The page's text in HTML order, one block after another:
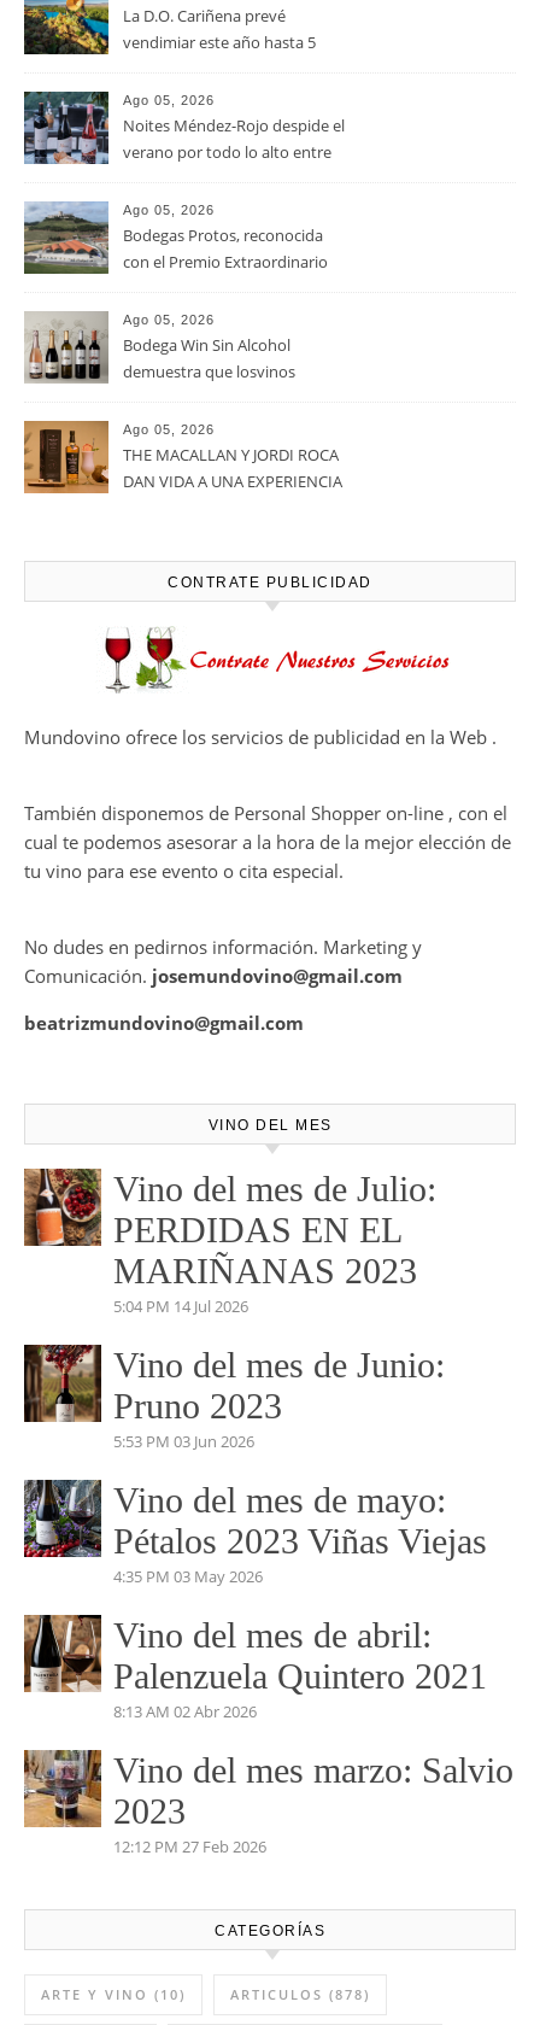
Ago 05, 2026
La D.O. Cariñena prevé
que en 2025
Ago 05, 2026
Noites Méndez-Rojo despide el
Ago 05, 2026
Bodegas Protos, reconocida
casi un siglo de excelencia
vitivinícola
Ago 05, 2026
Bodega Win Sin Alcohol
en el viñedo
Ago 05, 2026
THE MACALLAN Y JORDI ROCA
DAN VIDA A UNA EXPERIENCIA
SENSORIAL ÚNICA EN EL
CAPÍTULO FINAL DE THE
HARMONY COLLECTION
Mundovino ofrece los servicios de publicidad en la Web .
También disponemos de Personal Shopper on-line , con el
cual te podemos asesorar a la hora de la mejor elección de
Comunicación.josemundovino@gmail.com
beatrizmundovino@gmail.com
VINO DEL MES
Vino del mes de Julio:
PERDIDAS EN EL
MARIÑANAS 2023
5:04 PM 14 Jul 2026
Vino del mes de Junio:
Pruno 2023
5:53 PM 03 Jun 2026
Vino del mes de mayo:
Pétalos 2023 Viñas Viejas
4:35 PM 03 May 2026
Vino del mes de abril:
Palenzuela Quintero 2021
8:13 AM02 Abr 2026
Vino del mes marzo: Salvio
2023